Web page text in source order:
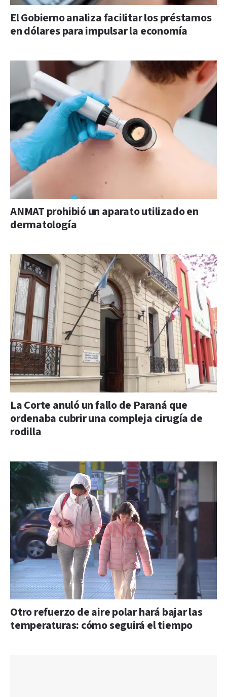
El Gobierno analiza facilitar los préstamos
en dólares para impulsar la economía
ANMAT prohibió un aparato utilizado en
dermatología
La Corte anuló un fallo de Paraná que
ordenaba cubrir una compleja cirugía de
rodilla
Otro refuerzo de aire polar hará bajar las
temperaturas: cómo seguirá el tiempo